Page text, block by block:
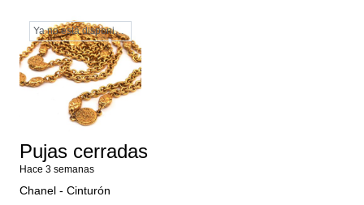
Ya no está disponible
Pujas cerradas
Hace 3 semanas
Chanel - Cinturón